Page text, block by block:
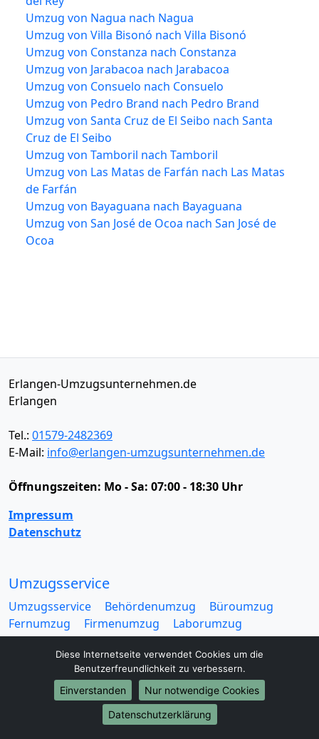
Umzug von Nagua nach Nagua
Umzug von Villa Bisonó nach Villa Bisonó
Umzug von Constanza nach Constanza
Umzug von Jarabacoa nach Jarabacoa
Umzug von Consuelo nach Consuelo
Umzug von Pedro Brand nach Pedro Brand
Umzug von Santa Cruz de El Seibo nach Santa
Cruz de El Seibo
Umzug von Tamboril nach Tamboril
Umzug von Las Matas de Farfán nach Las Matas
de Farfán
Umzug von Bayaguana nach Bayaguana
Umzug von San José de Ocoa nach San José de
Ocoa
Erlangen-Umzugsunternehmen.de
Erlangen
Tel.: 01579-2482369
E-Mail: info@erlangen-umzugsunternehmen.de
Öffnungszeiten: Mo - Sa: 07:00 - 18:30 Uhr
Impressum
Datenschutz
Umzugsservice
Umzugsservice Behördenumzug
Büroumzug
Fernumzug
Firmenumzug
Laborumzug
Mini Umzug
Praxisumzug
Privatumzug
Seniorenumzug
Studentenumzug
Beiladung
Entrümpelung
Halteverbotszone
Klaviertransport
Haushaltsauflösung
Möbeltaxi
Möbelmitfahrzentrale
Umzugskartons
Diese Internetseite verwendet Cookies um die
Benutzerfreundlichkeit zu verbessern.
Einverstanden
Nur notwendige Cookies
Datenschutzerklärung